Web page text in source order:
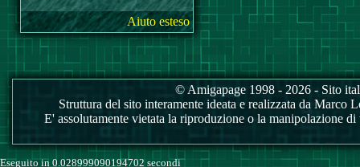
Aiuto esteso
© Amigapage 1998 - 2026 - Sito
Struttura del sito interamente ideata e realizzata da
E' assolutamente vietata la riproduzione o la manipolazione
Eseguito in 0.028999090194702 secondi